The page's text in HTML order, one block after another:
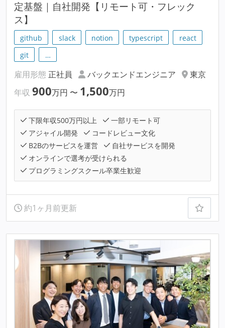
定基盤｜自社開発【リモート可・フレック
ス】
github slack notion typescript
react
git
…
雇用形態 正社員 バックエンドエンジニア
東京
年収 900万円 〜 1,500万円
下限年収500万円以上
一部リモート可
アジャイル開発
コードレビュー文化
B2Bのサービスを運営
自社サービスを開発
オンラインで選考が受けられる
プログラミングスクール卒業生歓迎
約1ヶ月前更新